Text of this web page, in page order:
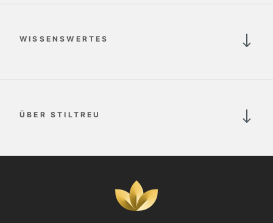
WISSENSWERTES
ÜBER STILTREU